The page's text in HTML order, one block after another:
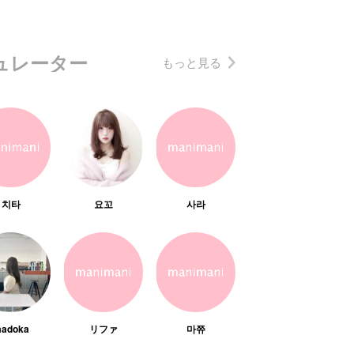
レーター もっと見る
치타 요꼬 사라
リファ 마쮸